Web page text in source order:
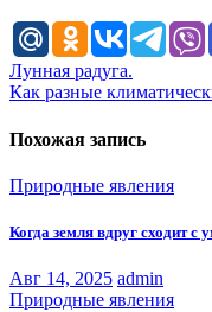
Навигация
по
записям
Лунная радуга.
Как разные
Похожая запись
Природные явления
Когда земля вдруг сходит с
Авг 14, 2025 admin
Природные явления